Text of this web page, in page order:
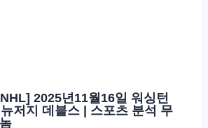
2025년11월16일 워싱턴
저지 데블스 | 스포츠 분석 무